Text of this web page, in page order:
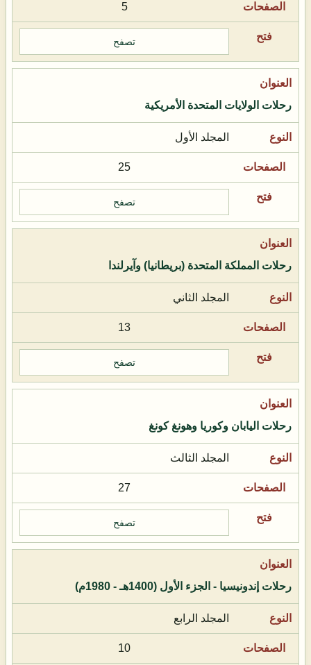
5
تصفح
رحلات الولايات المتحدة الأمريكية
المجلد الأول
25
تصفح
رحلات المملكة المتحدة (بريطانيا) وآيرلندا
المجلد الثاني
13
تصفح
رحلات اليابان وكوريا وهونغ كونغ
المجلد الثالث
27
تصفح
رحلات إندونيسيا - الجزء الأول (1400هـ - 1980م)
المجلد الرابع
10